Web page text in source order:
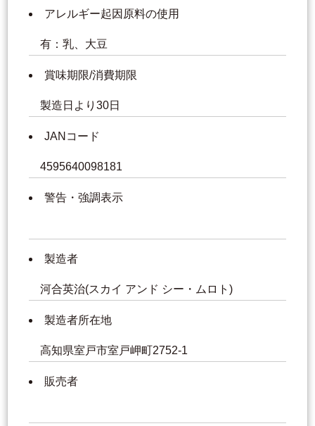
アレルギー起因原料の使用
有：乳、大豆
賞味期限/消費期限
製造日より30日
JANコード
4595640098181
警告・強調表示
製造者
河合英治(スカイ アンド シー・ムロト)
製造者所在地
高知県室戸市室戸岬町2752-1
販売者